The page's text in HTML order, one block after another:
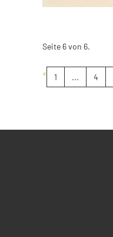
Seite 6 von 6.
« 1 ... 4